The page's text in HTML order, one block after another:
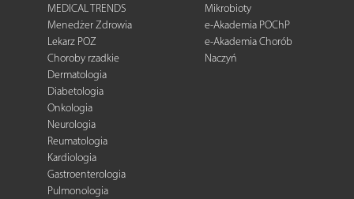
MEDICAL TRENDS
Menedżer Zdrowia
Lekarz POZ
Choroby rzadkie
Dermatologia
Diabetologia
Onkologia
Neurologia
Reumatologia
Kardiologia
Gastroenterologia
Pulmonologia
Mikrobioty
e-Akademia POChP
e-Akademia Chorób
Naczyń